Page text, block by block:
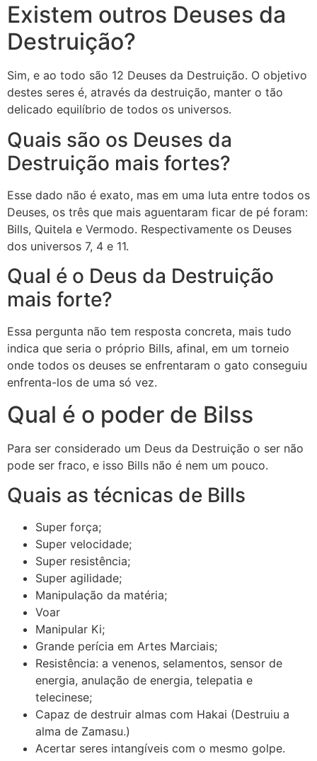
Existem outros Deuses da
Destruição?
Sim, e ao todo são 12 Deuses da Destruição. O objetivo
destes seres é, através da destruição, manter o tão
delicado equilíbrio de todos os universos.
Quais são os Deuses da
Destruição mais fortes?
Esse dado não é exato, mas em uma luta entre todos os
Deuses, os três que mais aguentaram ficar de pé foram:
Bills, Quitela e Vermodo. Respectivamente os Deuses
dos universos 7, 4 e 11.
Qual é o Deus da Destruição
mais forte?
Essa pergunta não tem resposta concreta, mais tudo
indica que seria o próprio Bills, afinal, em um torneio
onde todos os deuses se enfrentaram o gato conseguiu
enfrenta-los de uma só vez.
Qual é o poder de Bilss
Para ser considerado um Deus da Destruição o ser não
pode ser fraco, e isso Bills não é nem um pouco.
Quais as técnicas de Bills
Super força;
Super velocidade;
Super resistência;
Super agilidade;
Manipulação da matéria;
Voar
Manipular Ki;
Grande perícia em Artes Marciais;
Resistência: a venenos, selamentos, sensor de
energia, anulação de energia, telepatia e
telecinese;
Capaz de destruir almas com Hakai (Destruiu a
alma de Zamasu.)
Acertar seres intangíveis com o mesmo golpe.